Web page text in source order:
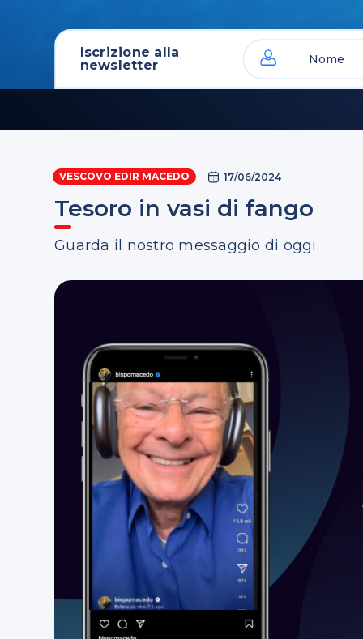
Iscrizione alla
newsletter
VESCOVO EDIR MACEDO 17/06/2024
Tesoro in vasi di fango
Guarda il nostro messaggio di oggi